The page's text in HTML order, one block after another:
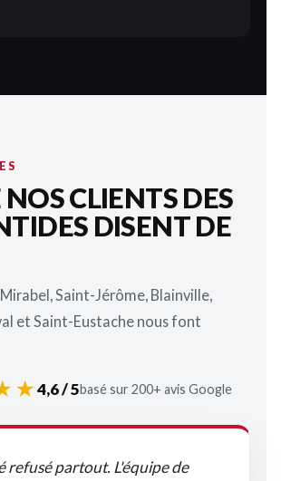
NOS CLIENTS DES
DISENT DE
Saint-Jérôme, Blainville,
et Saint-Eustache nous font
4,6 / 5basé sur 200+ avis Google
refusé partout. L'équipe de